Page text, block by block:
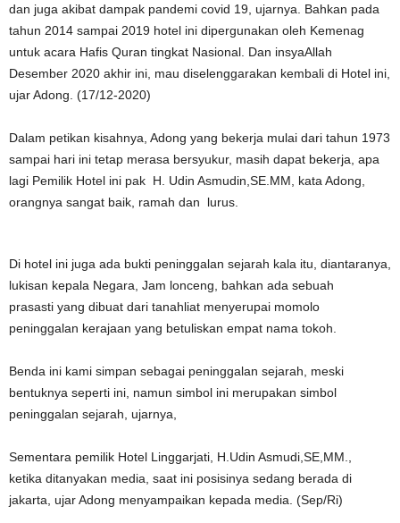
dan juga akibat dampak pandemi covid 19, ujarnya. Bahkan pada
tahun 2014 sampai 2019 hotel ini dipergunakan oleh Kemenag
untuk acara Hafis Quran tingkat Nasional. Dan insyaAllah
Desember 2020 akhir ini, mau diselenggarakan kembali di Hotel ini,
ujar Adong. (17/12-2020)
Dalam petikan kisahnya, Adong yang bekerja mulai dari tahun 1973
sampai hari ini tetap merasa bersyukur, masih dapat bekerja, apa
lagi Pemilik Hotel ini pak H. Udin Asmudin,SE.MM, kata Adong,
orangnya sangat baik, ramah dan lurus.
Di hotel ini juga ada bukti peninggalan sejarah kala itu, diantaranya,
lukisan kepala Negara, Jam lonceng, bahkan ada sebuah
prasasti yang dibuat dari tanahliat menyerupai momolo
peninggalan kerajaan yang betuliskan empat nama tokoh.
Benda ini kami simpan sebagai peninggalan sejarah, meski
bentuknya seperti ini, namun simbol ini merupakan simbol
peninggalan sejarah, ujarnya,
Sementara pemilik Hotel Linggarjati, H.Udin Asmudi,SE,MM.,
ketika ditanyakan media, saat ini posisinya sedang berada di
jakarta, ujar Adong menyampaikan kepada media. (Sep/Ri)